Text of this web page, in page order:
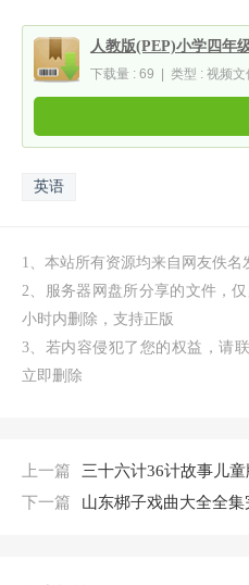
人教版(PEP)小学四年
下载量 : 69 | 类型 : 视频文
英语
1、本站所有资源均来自网友佚
2、服务器网盘所分享的文件，
小时内删除，支持正版
3、若内容侵犯了您的权益，请
立即删除
上一篇
三十六计36计故事儿
下一篇
山东梆子戏曲大全全